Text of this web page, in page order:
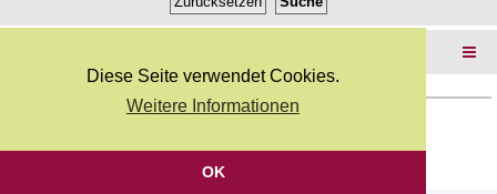
Diese Seite verwendet Cookies.
Weitere Informationen
OK
Deutsche Übersetzung durchphpBB.de